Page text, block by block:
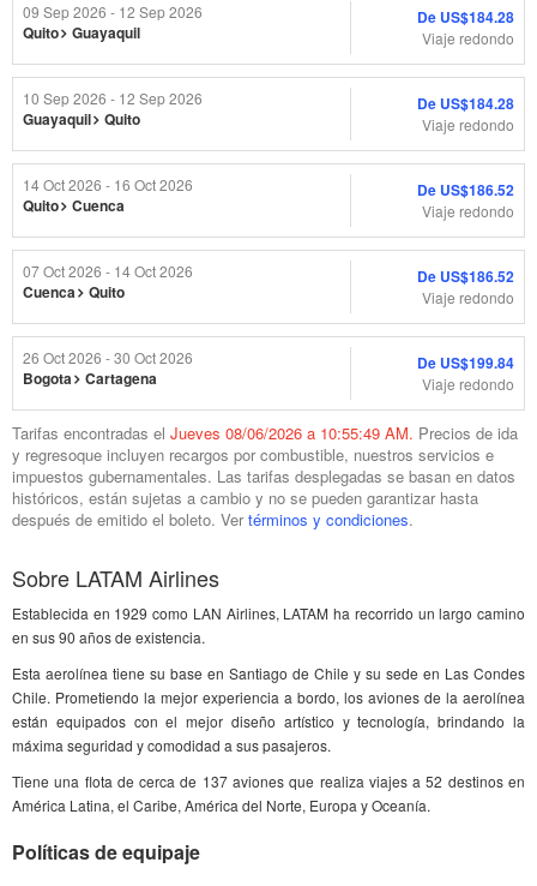
09 Sep 2026 - 12 Sep 2026
Quito Guayaquil
DeUS$184.28
Viaje redondo
10 Sep 2026 - 12 Sep 2026
Guayaquil Quito
DeUS$184.28
Viaje redondo
14 Oct 2026 - 16 Oct 2026
Quito Cuenca
DeUS$186.52
Viaje redondo
07 Oct 2026 - 14 Oct 2026
Cuenca Quito
DeUS$186.52
Viaje redondo
26 Oct 2026 - 30 Oct 2026
Bogota Cartagena
DeUS$199.84
Viaje redondo
Tarifas encontradas el Jueves 08/06/2026 a 10:55:49 AM. Precios de ida
y regresoque incluyen recargos por combustible, nuestros servicios e
impuestos gubernamentales. Las tarifas desplegadas se basan en datos
históricos, están sujetas a cambio y no se pueden garantizar hasta
después de emitido el boleto. Ver términos y condiciones.
Sobre LATAM Airlines
Establecida en 1929 como LAN Airlines, LATAM ha recorrido un largo camino
en sus 90 años de existencia.
Esta aerolínea tiene su base en Santiago de Chile y su sede en Las Condes
Chile. Prometiendo la mejor experiencia a bordo, los aviones de la aerolínea
están equipados con el mejor diseño artístico y tecnología, brindando la
máxima seguridad y comodidad a sus pasajeros.
Tiene una flota de cerca de 137 aviones que realiza viajes a 52 destinos en
América Latina, el Caribe, América del Norte, Europa y Oceanía.
Políticas de equipaje